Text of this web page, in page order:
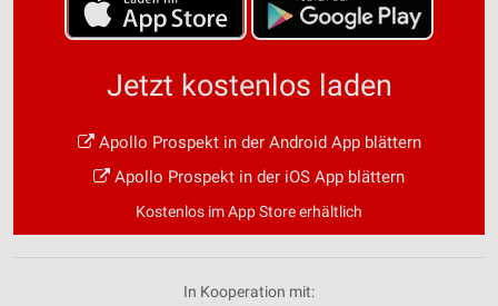
Jetzt kostenlos laden
Apollo Prospekt in der Android App blättern
Apollo Prospekt in der iOS App blättern
Kostenlos im App Store erhältlich
In Kooperation mit: